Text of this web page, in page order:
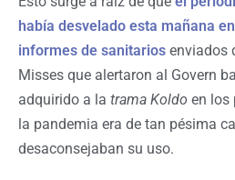
había desvelado esta mañana
informes de sanitarios enviados
Misses que alertaron al Govern
adquirido a la trama Koldo en los
la pandemia era de tan pésima
desaconsejaban su uso.